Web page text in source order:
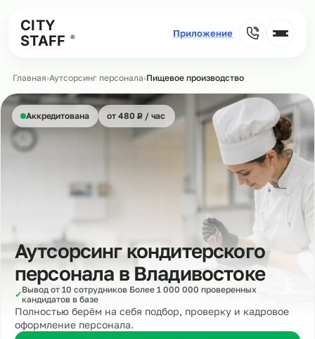
CITY
STAFF
®
Главная›Аутсорсинг персонала›Пищевое производство
Аккредитована от 480 ₽
Р/ час
Аутсорсинг кондитерского
персонала в Владивостоке
✓Вывод от 10 сотрудников Более 1 000 000 проверенных
кандидатов в базе
Полностью берём на себя подбор, проверку и кадровое
оформление персонала.